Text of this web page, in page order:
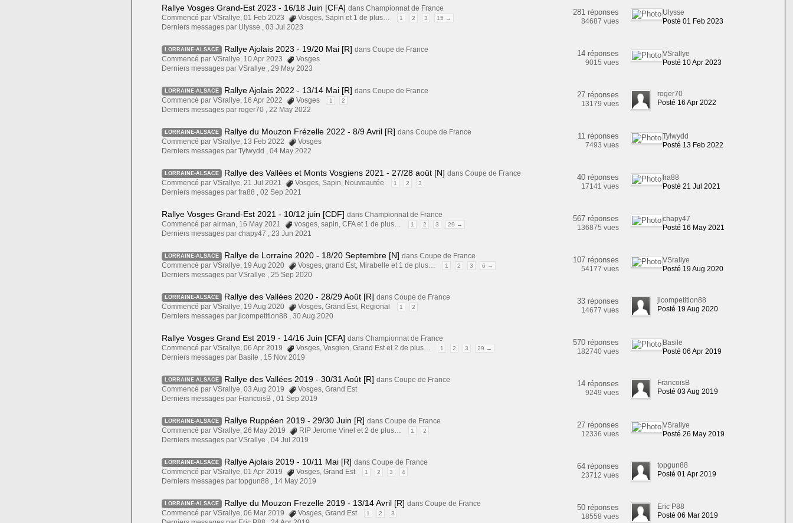
Rallye Vosges Grand-Est 2023 - 16/18 Juin [CFA] dans Championnat de France
Commencé par VSrallye, 01 Feb 2023
Vosges,Sapin et 1 de plus… 1 2 3 15 →
Derniers messages par Ulysse ,03 Jul 2023
281 réponses
84687 vues
Ulysse
Posté 01 Feb 2023
LORRAINE-ALSACE Rallye Ajolais 2023 - 19/20 Mai [R] dans Coupe de France
Commencé par VSrallye, 10 Apr 2023
Vosges
Derniers messages par VSrallye ,29 May 2023
14 réponses
9015 vues
VSrallye
Posté 10 Apr 2023
LORRAINE-ALSACE Rallye Ajolais 2022 - 13/14 Mai [R] dans Coupe de France
Commencé par VSrallye, 16 Apr 2022
Vosges 1 2
Derniers messages par roger70 ,22 May 2022
27 réponses
13179 vues
roger70
Posté 16 Apr 2022
LORRAINE-ALSACE Rallye du Mouzon Frézelle 2022 - 8/9 Avril [R] dans Coupe de France
Commencé par VSrallye, 13 Feb 2022
Vosges
Derniers messages par Tylwydd ,04 May 2022
11 réponses
7493 vues
Tylwydd
Posté 13 Feb 2022
LORRAINE-ALSACE Rallye des Vallées et Monts Vosgiens 2021 - 27/28 août [N] dans Coupe de France
Commencé par VSrallye, 21 Jul 2021
Vosges,Sapin, Nouveautée 1 2 3
Derniers messages par fra88 ,02 Sep 2021
40 réponses
17141 vues
fra88
Posté 21 Jul 2021
Rallye Vosges Grand-Est 2021 - 10/12 juin [CDF] dans Championnat de France
Commencé par airman, 16 May 2021
vosges,sapin,CFA et 1 de plus… 1 2 3 29 →
Derniers messages par chapy47 ,23 Jun 2021
567 réponses
136875 vues
chapy47
Posté 16 May 2021
LORRAINE-ALSACE Rallye de Lorraine 2020 - 18/20 Septembre [N] dans Coupe de France
Commencé par VSrallye, 19 Aug 2020
Vosges,grand Est, Mirabelle et 1 de plus… 1 2 3 6 →
Derniers messages par VSrallye ,25 Sep 2020
107 réponses
54177 vues
VSrallye
Posté 19 Aug 2020
LORRAINE-ALSACE Rallye des Vallées 2020 - 28/29 Août [R] dans Coupe de France
Commencé par VSrallye, 19 Aug 2020
Vosges,Grand Est, Regional 1 2
Derniers messages par jlcompetition88 ,30 Aug 2020
33 réponses
14677 vues
jlcompetition88
Posté 19 Aug 2020
Rallye Vosges Grand Est 2019 - 14/16 Juin [CFA] dans Championnat de France
Commencé par VSrallye, 06 Apr 2019
Vosges,Vosgien,Grand Est et 2 de plus… 1 2 3 29 →
Derniers messages par Basile , 15 Nov 2019
570 réponses
182740 vues
Basile
Posté 06 Apr 2019
LORRAINE-ALSACE Rallye des Vallées 2019 - 30/31 Août [R] dans Coupe de France
Commencé par VSrallye, 03 Aug 2019
Vosges,Grand Est
Derniers messages par FrancoisB ,01 Sep 2019
14 réponses
9249 vues
FrancoisB
Posté 03 Aug 2019
LORRAINE-ALSACE Rallye Ruppéen 2019 - 29/30 Juin [R] dans Coupe de France
Commencé par VSrallye, 26 May 2019
RIP Jerome Vinel et 2 de plus… 1 2
Derniers messages par VSrallye ,04 Jul 2019
27 réponses
12336 vues
VSrallye
Posté 26 May 2019
LORRAINE-ALSACE Rallye Ajolais 2019 - 10/11 Mai [R] dans Coupe de France
Commencé par VSrallye, 01 Apr 2019
Vosges,Grand Est 1 2 3 4
Derniers messages par topgun88 , 14 May 2019
64 réponses
23712 vues
topgun88
Posté 01 Apr 2019
LORRAINE-ALSACE Rallye du Mouzon Frezelle 2019 - 13/14 Avril [R] dans Coupe de France
Commencé par VSrallye, 06 Mar 2019
Vosges,Grand Est 1 2 3
50 réponses
18558 vues
Eric P88
Posté 06 Mar 2019